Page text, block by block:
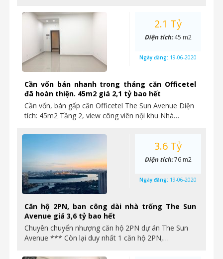
Cần vốn bán nhanh trong tháng căn Officetel
đã hoàn thiện. 45m2 giá 2,1 tỷ bao hết
Cần vốn, bán gấp căn Officetel The Sun Avenue Diện
tích: 45m2 Tầng 2, view công viên nội khu Nhà…
2.1 Tỷ
Diện tích:45 m2
Ngày đăng: 19-06-2020
Căn hộ 2PN, ban công dài nhà trống The Sun
Avenue giá 3,6 tỷ bao hết
Chuyên chuyển nhượng căn hộ 2PN dự án The Sun
Avenue *** Còn lại duy nhất 1 căn hộ 2PN,…
3.6 Tỷ
Diện tích:76 m2
Ngày đăng: 19-06-2020